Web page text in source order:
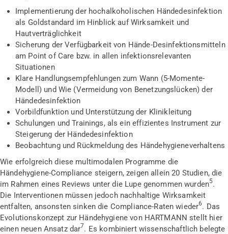
Implementierung der hochalkoholischen Händedesinfektion
als Goldstandard im Hinblick auf Wirksamkeit und
Hautverträglichkeit
Sicherung der Verfügbarkeit von Hände-Desinfektionsmitteln
am Point of Care bzw. in allen infektionsrelevanten
Situationen
Klare Handlungsempfehlungen zum Wann (5-Momente-
Modell) und Wie (Vermeidung von Benetzungslücken) der
Händedesinfektion
Vorbildfunktion und Unterstützung der Klinikleitung
Schulungen und Trainings, als ein effizientes Instrument zur
Steigerung der Händedesinfektion
Beobachtung und Rückmeldung des Händehygieneverhaltens
Wie erfolgreich diese multimodalen Programme die
Händehygiene-Compliance steigern, zeigen allein 20 Studien, die
im Rahmen eines Reviews unter die Lupe genommen wurden5.
Die Interventionen müssen jedoch nachhaltige Wirksamkeit
entfalten, ansonsten sinken die Compliance-Raten wieder6. Das
Evolutionskonzept zur Händehygiene von HARTMANN stellt hier
einen neuen Ansatz dar7. Es kombiniert wissenschaftlich belegte